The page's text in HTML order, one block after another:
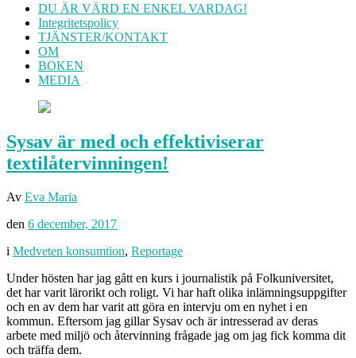
DU ÄR VÄRD EN ENKEL VARDAG!
Integritetspolicy
TJÄNSTER/KONTAKT
OM
BOKEN
MEDIA
Sysav är med och effektiviserar
textilåtervinningen!
Av Eva Maria
den 6 december, 2017
i Medveten konsumtion, Reportage
Under hösten har jag gått en kurs i journalistik på Folkuniversitet,
det har varit lärorikt och roligt. Vi har haft olika inlämningsuppgifter
och en av dem har varit att göra en intervju om en nyhet i en
kommun. Eftersom jag gillar Sysav och är intresserad av deras
arbete med miljö och återvinning frågade jag om jag fick komma dit
och träffa dem.